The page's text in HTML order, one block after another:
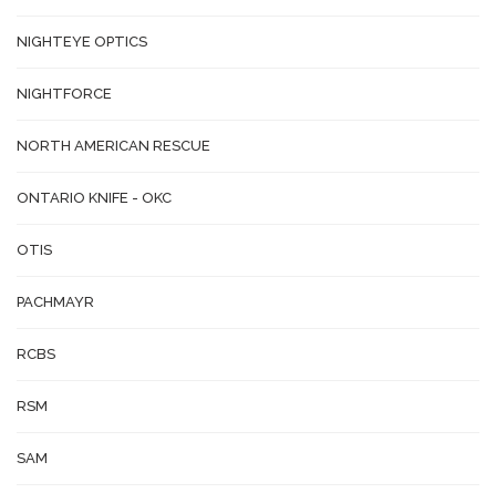
NIGHTEYE OPTICS
NIGHTFORCE
NORTH AMERICAN RESCUE
ONTARIO KNIFE - OKC
OTIS
PACHMAYR
RCBS
RSM
SAM